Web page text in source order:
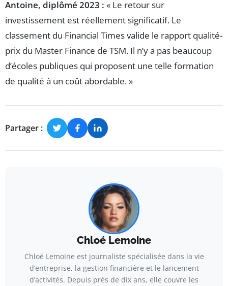
Antoine, diplômé 2023 : « Le retour sur
investissement est réellement significatif. Le
classement du Financial Times valide le rapport qualité-
prix du Master Finance de TSM. Il n’y a pas beaucoup
d’écoles publiques qui proposent une telle formation
de qualité à un coût abordable. »
Partager :
Chloé Lemoine
Chloé Lemoine est journaliste spécialisée dans la vie
d’entreprise, la gestion financière et le lancement
d’activités. Depuis près de dix ans, elle couvre les